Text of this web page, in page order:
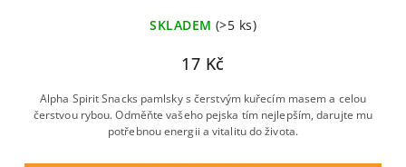
SKLADEM (>5 ks)
17 Kč
Alpha Spirit Snacks pamlsky s čerstvým kuřecím masem a celou
čerstvou rybou. Odměňte vašeho pejska tím nejlepším, darujte mu
potřebnou energii a vitalitu do života.